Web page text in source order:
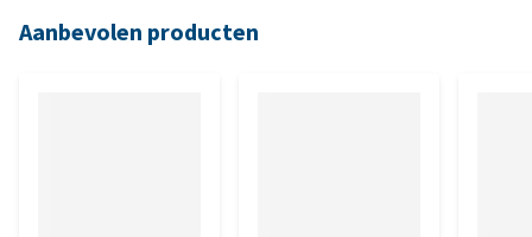
Aanbevolen producten